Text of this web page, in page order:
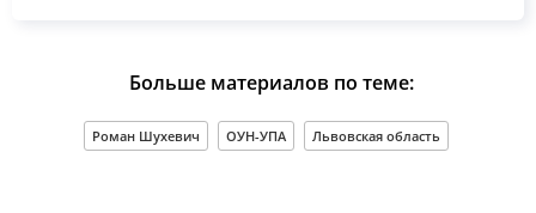
Больше материалов по теме:
Роман Шухевич ОУН-УПА Львовская область